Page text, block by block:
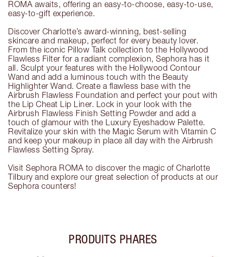
ROMA awaits, offering an easy-to-choose, easy-to-use,
easy-to-gift experience.
Discover Charlotte’s award-winning, best-selling
skincare and makeup, perfect for every beauty lover.
From the iconic Pillow Talk collection to the Hollywood
Flawless Filter for a radiant complexion, Sephora has it
all. Sculpt your features with the Hollywood Contour
Wand and add a luminous touch with the Beauty
Highlighter Wand. Create a flawless base with the
Airbrush Flawless Foundation and perfect your pout with
the Lip Cheat Lip Liner. Lock in your look with the
Airbrush Flawless Finish Setting Powder and add a
touch of glamour with the Luxury Eyeshadow Palette.
Revitalize your skin with the Magic Serum with Vitamin C
and keep your makeup in place all day with the Airbrush
Flawless Setting Spray.
Visit Sephora ROMA to discover the magic of Charlotte
Tilbury and explore our great selection of products at our
Sephora counters!
PRODUITS PHARES